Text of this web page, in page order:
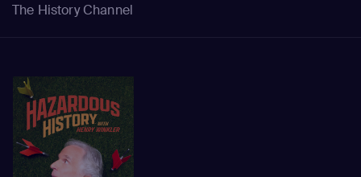
The History Channel